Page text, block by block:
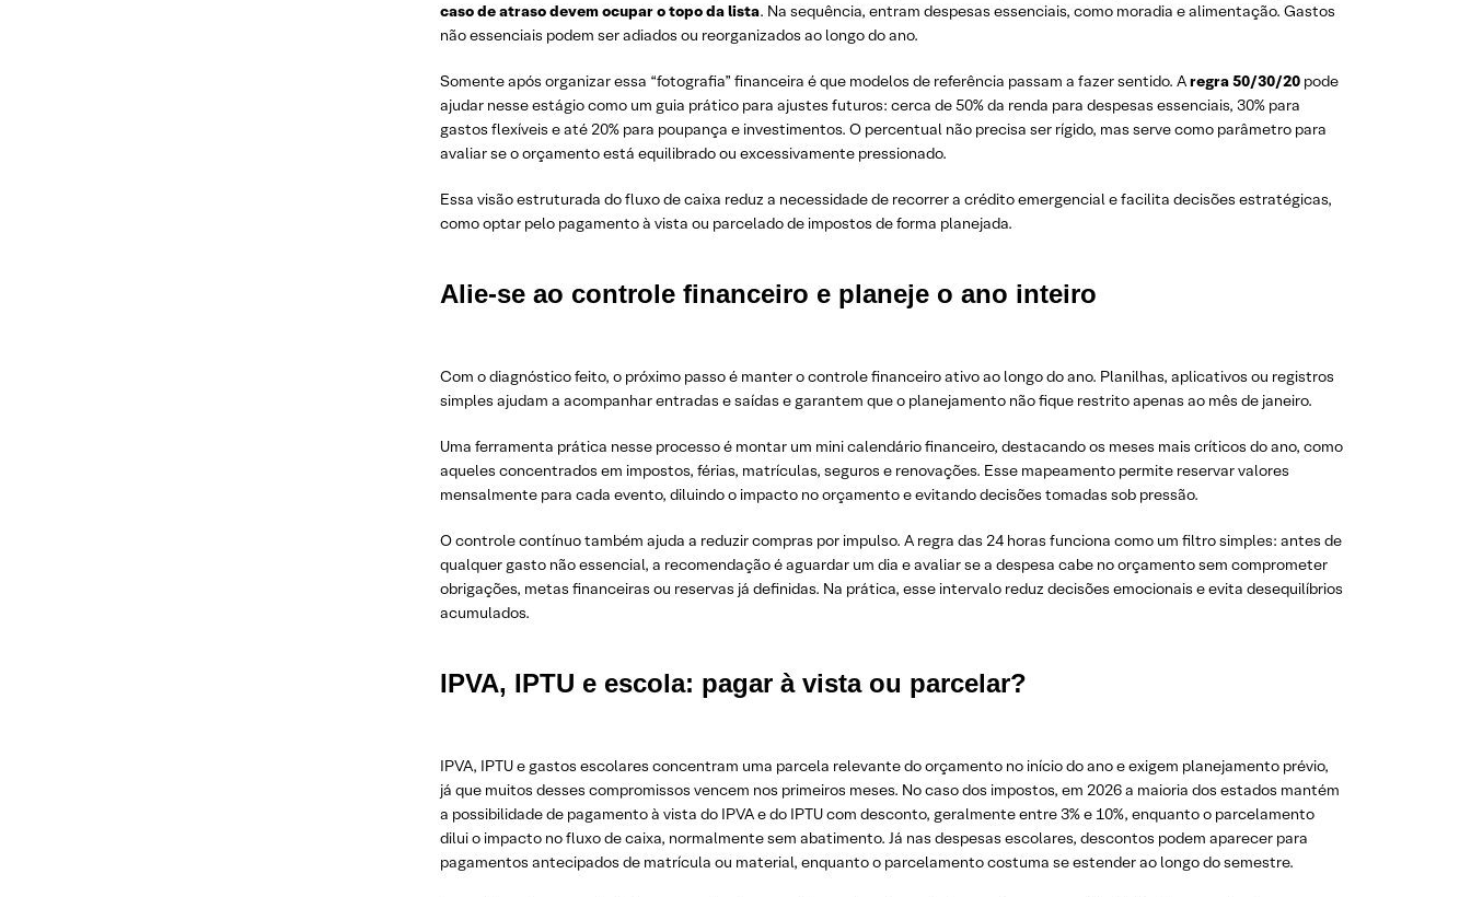
caso de atraso devem ocupar o topo da lista. Na sequência, entram despesas essenciais, como moradia e alimentação. Gastos
não essenciais podem ser adiados ou reorganizados ao longo do ano.
Somente após organizar essa “fotografia” financeira é que modelos de referência passam a fazer sentido. Aregra 50/30/20 pode
ajudar nesse estágio como um guia prático para ajustes futuros: cerca de 50% da renda para despesas essenciais, 30% para
gastos flexíveis e até 20% para poupança e investimentos. O percentual não precisa ser rígido, mas serve como parâmetro para
avaliar se o orçamento está equilibrado ou excessivamente pressionado.
Essa visão estruturada do fluxo de caixa reduz a necessidade de recorrer a crédito emergencial e facilita decisões estratégicas,
como optar pelo pagamento à vista ou parcelado de impostos de forma planejada.
Alie-se ao controle financeiro e planeje o ano inteiro
Com o diagnóstico feito, o próximo passo é manter o controle financeiro ativo ao longo do ano. Planilhas, aplicativos ou registros
simples ajudam a acompanhar entradas e saídas e garantem que o planejamento não fique restrito apenas ao mês de janeiro.
Uma ferramenta prática nesse processo é montar um mini calendário financeiro, destacando os meses mais críticos do ano, como
aqueles concentrados em impostos, férias, matrículas, seguros e renovações. Esse mapeamento permite reservar valores
mensalmente para cada evento, diluindo o impacto no orçamento e evitando decisões tomadas sob pressão.
O controle contínuo também ajuda a reduzir compras por impulso. A regra das 24 horas funciona como um filtro simples: antes de
qualquer gasto não essencial, a recomendação é aguardar um dia e avaliar se a despesa cabe no orçamento sem comprometer
obrigações, metas financeiras ou reservas já definidas. Na prática, esse intervalo reduz decisões emocionais e evita desequilíbrios
acumulados.
IPVA, IPTU e escola: pagar à vista ou parcelar?
IPVA, IPTU e gastos escolares concentram uma parcela relevante do orçamento no início do ano e exigem planejamento prévio,
já que muitos desses compromissos vencem nos primeiros meses. No caso dos impostos, em 2026 a maioria dos estados mantém
a possibilidade de pagamento à vista do IPVA e do IPTU com desconto, geralmente entre 3% e 10%, enquanto o parcelamento
dilui o impacto no fluxo de caixa, normalmente sem abatimento. Já nas despesas escolares, descontos podem aparecer para
pagamentos antecipados de matrícula ou material, enquanto o parcelamento costuma se estender ao longo do semestre.